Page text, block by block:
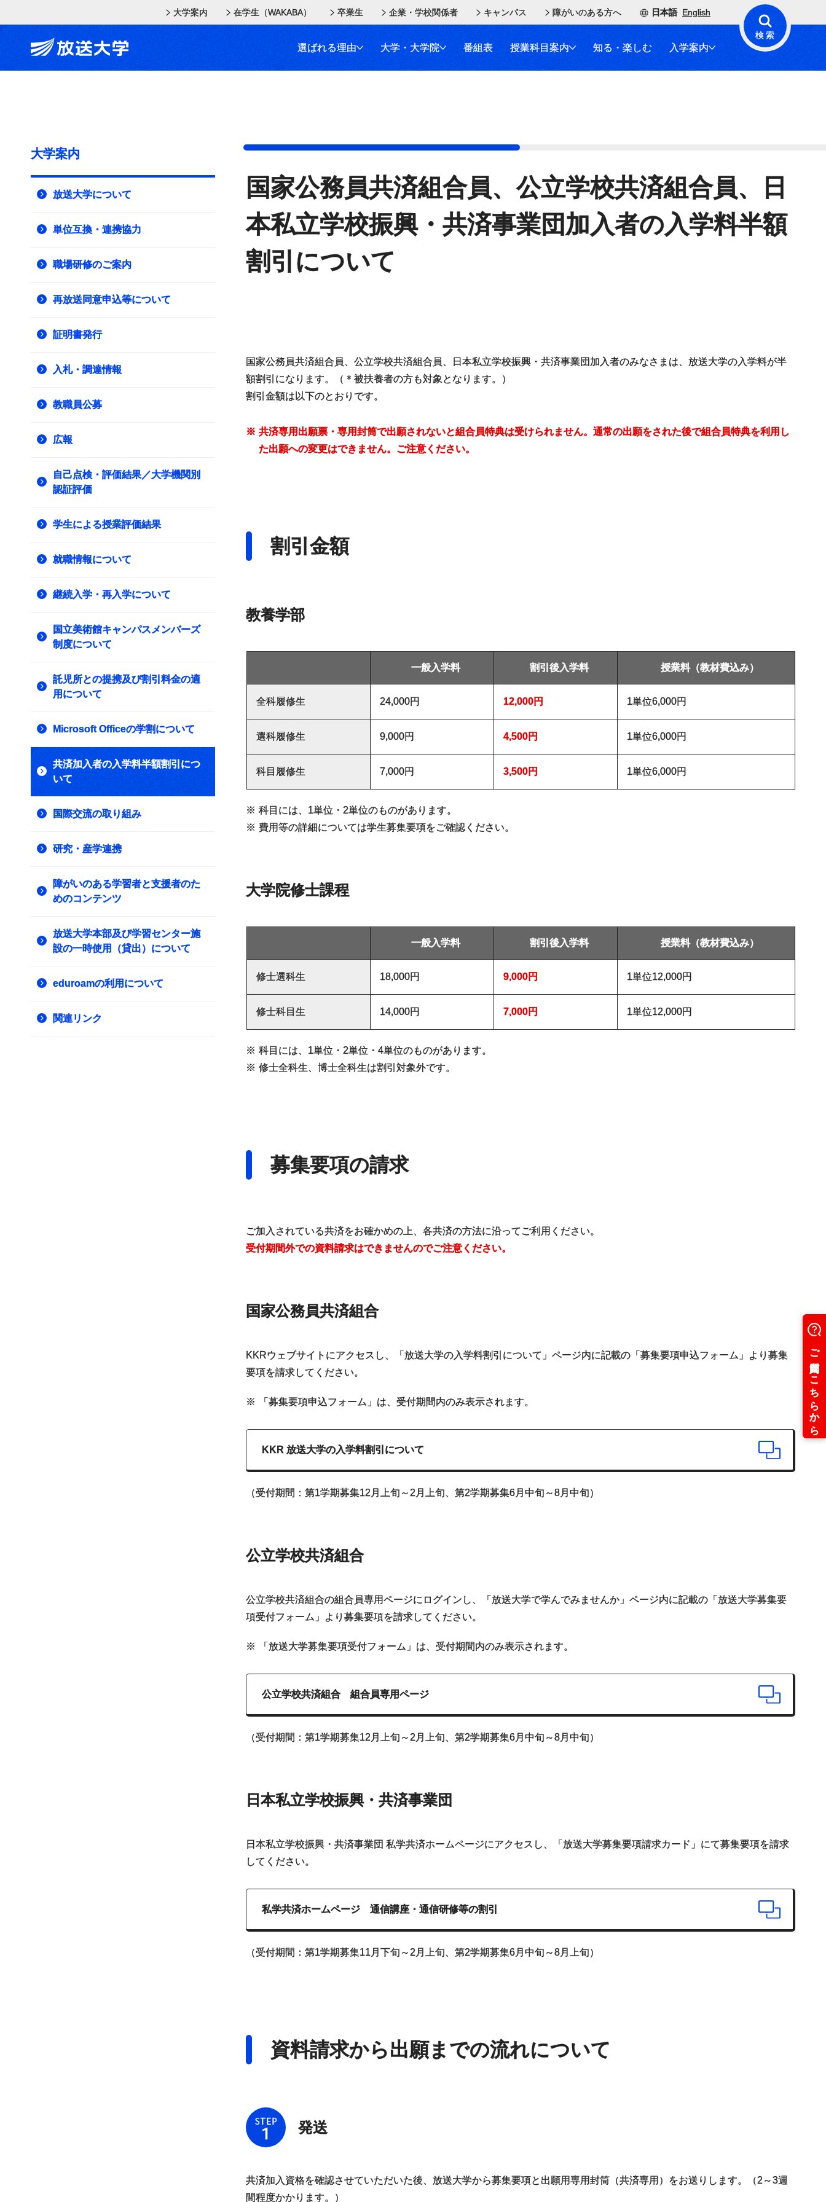
スクリーンリーダーでご覧の方へ
大学案内 在学生（WAKABA） 卒業生 企業・学校関係者 キャンパス 障がいのある方へ 日本語 English
選ばれる理由 大学・大学院 番組表 授業科目案内 知る・楽しむ 入学案内
検索
国家公務員共済組合員、公立学校共済組合員、日
本私立学校振興・共済事業団加入者の入学料半額
割引について
国家公務員共済組合員、公立学校共済組合員、日本私立学校振興・共済事業団加入者のみなさまは、放送大学の入学料が半
額割引になります。（＊被扶養者の方も対象となります。）
割引金額は以下のとおりです。
※ 共済専用出願票・専用封筒で出願されないと組合員特典は受けられません。通常の出願をされた後で組合員特典を利用し
た出願への変更はできません。ご注意ください。
割引金額
教養学部
一般入学料 割引後入学料 授業料（教材費込み）
全科履修生 24,000円 12,000円 1単位6,000円
選科履修生 9,000円 4,500円 1単位6,000円
科目履修生 7,000円 3,500円 1単位6,000円
※ 科目には、1単位・2単位のものがあります。
※ 費用等の詳細については学生募集要項をご確認ください。
大学院修士課程
一般入学料 割引後入学料 授業料（教材費込み）
修士選科生 18,000円 9,000円 1単位12,000円
修士科目生 14,000円 7,000円 1単位12,000円
※ 科目には、1単位・2単位・4単位のものがあります。
※ 修士全科生、博士全科生は割引対象外です。
募集要項の請求
ご加入されている共済をお確かめの上、各共済の方法に沿ってご利用ください。
受付期間外での資料請求はできませんのでご注意ください。
国家公務員共済組合
KKRウェブサイトにアクセスし、「放送大学の入学料割引について」ページ内に記載の「募集要項申込フォーム」より募集
要項を請求してください。
※ 「募集要項申込フォーム」は、受付期間内のみ表示されます。
KKR 放送大学の入学料割引について
（受付期間：第1学期募集12月上旬～2月上旬、第2学期募集6月中旬～8月中旬）
公立学校共済組合
公立学校共済組合の組合員専用ページにログインし、「放送大学で学んでみませんか」ページ内に記載の「放送大学募集要
項受付フォーム」より募集要項を請求してください。
※ 「放送大学募集要項受付フォーム」は、受付期間内のみ表示されます。
公立学校共済組合 組合員専用ページ
（受付期間：第1学期募集12月上旬～2月上旬、第2学期募集6月中旬～8月中旬）
日本私立学校振興・共済事業団
日本私立学校振興・共済事業団 私学共済ホームページにアクセスし、「放送大学募集要項請求カード」にて募集要項を請求
してください。
私学共済ホームページ 通信講座・通信研修等の割引
（受付期間：第1学期募集11月下旬～2月上旬、第2学期募集6月中旬～8月上旬）
資料請求から出願までの流れについて
STEP
1 発送
共済加入資格を確認させていただいた後、放送大学から募集要項と出願用専用封筒（共済専用）をお送りします。（2～3週
間程度かかります。）
大学案内
放送大学について
単位互換・連携協力
職場研修のご案内
再放送同意申込等について
証明書発行
入札・調達情報
教職員公募
広報
自己点検・評価結果／大学機関別
認証評価
学生による授業評価結果
就職情報について
継続入学・再入学について
国立美術館キャンパスメンバーズ
制度について
託児所との提携及び割引料金の適
用について
Microsoft Officeの学割について
共済加入者の入学料半額割引につ
いて
国際交流の取り組み
研究・産学連携
障がいのある学習者と支援者のた
めのコンテンツ
放送大学本部及び学習センター施
設の一時使用（貸出）について
eduroamの利用について
関連リンク